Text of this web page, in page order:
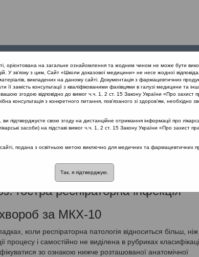
проекту
МОЗ України №499 від 16.07.2014 у редакції
частина
гостра респіраторна інфекція
за МКХ-10
коли респіраторна патологія відноситься більш,
процесу і самостійно не виділена в рубриках
зо ознакою нижче розташованої анатомічної
орієнтована на загальне ознайомлення та жодним чином не може бути
У зв’язку з цим, Сайт «Школи доказової медицини» не несе жодної
викладених на даному сайті. Документація з фармацевтичних
замість консультації з кваліфікованими фахівцями в галузі медицини та
згодою відповідно до вимог ч.ч. 1, 2 ст. 15 Закону України «Про захист
консультація з конкретного питання, пов’язаного зі здоров’ям, необхідно
підтверджуєте свою згоду на дистанційне отримання інформації про
засоби) на підставі вимог ч.ч. 1, 2 ст. 15 Закону України «Про захист
подана з освітньою метою виключно для медичних та фармацевтичних
Так, я підтверджую.